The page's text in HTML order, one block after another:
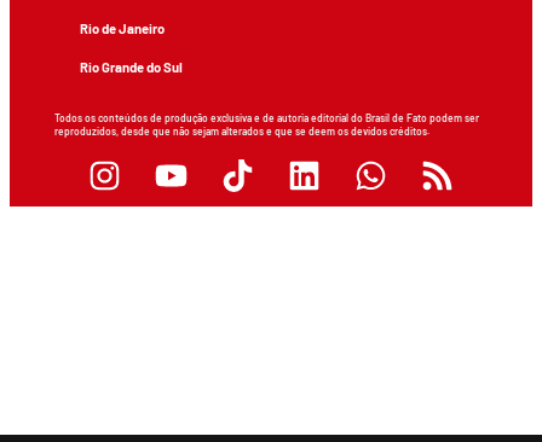
Rio de Janeiro
Rio Grande do Sul
Todos os conteúdos de produção exclusiva e de autoria editorial do Brasil de Fato podem ser
reproduzidos, desde que não sejam alterados e que se deem os devidos créditos.